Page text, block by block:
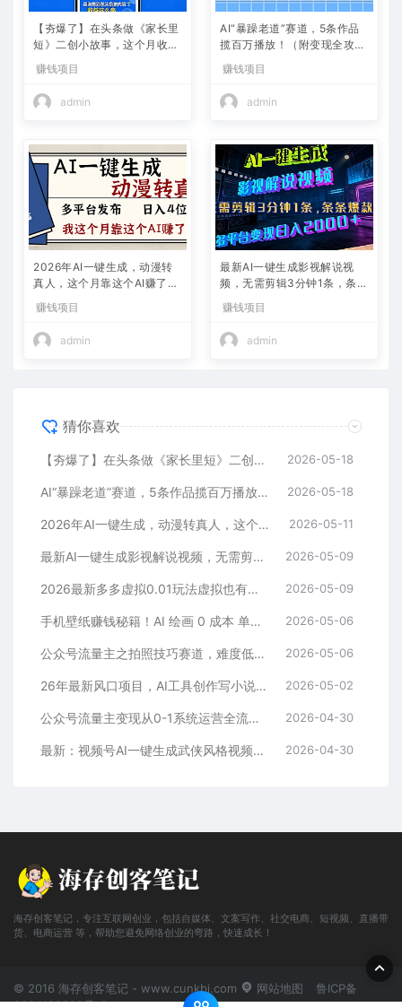
【夯爆了】在头条做《家长里
短》二创小故事，这个月收益
2w+
赚钱项目
admin
AI“暴躁老道”赛道，5条作品
揽百万播放！（附变现全攻
略）
赚钱项目
admin
2026年AI一键生成，动漫转
真人，这个月靠这个AI赚了2
赚钱项目
admin
最新AI一键生成影视解说视
频，无需剪辑3分钟1条，条条
+
赚钱项目
admin
猜你喜欢
【夯爆了】在头条做《家长里短》二创小故事，这个月收益2w+ 2026-05-18
AI“暴躁老道”赛道，5条作品揽百万播放！（附变现全攻略） 2026-05-18
2026年AI一键生成，动漫转真人，这个月靠这个AI赚了2W+ 2026-05-11
最新AI一键生成影视解说视频，无需剪辑3分钟1条，条条爆款，多平台变现日入2000+ 2026-05-09
2026最新多多虚拟0.01玩法虚拟也有新门路轻松日入2500! 2026-05-09
手机壁纸赚钱秘籍！AI 绘画 0 成本 单店狂销 3.8 万单 2026-05-06
公众号流量主之拍照技巧赛道，难度低+流量大，起号第一篇就爆了10w阅读！ 2026-05-06
26年最新风口项目，AI工具创作写小说，轻松实现日入1000+ 2026-05-02
公众号流量主变现从0-1系统运营全流程讲解！ 2026-04-30
最新：视频号AI一键生成武侠风格视频，狂撸视频号分成收益，学完轻松日入1000+ 2026-04-30
海存创客笔记，专注互联网创业，包括自媒体、文案写作、社交电商、短视频、直播带
货、电商运营 等，帮助您避免网络创业的弯路，快速成长！
© 2016 海存创客笔记 - www.cunkbj.com 网站地图
鲁ICP备